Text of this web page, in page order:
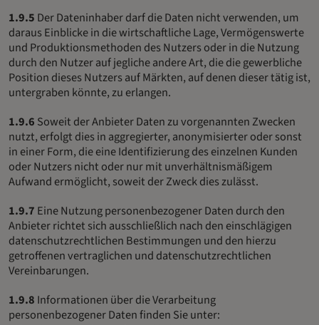
1.9.5 Der Dateninhaber darf die Daten nicht verwenden, um
daraus Einblicke in die wirtschaftliche Lage, Vermögenswerte
und Produktionsmethoden des Nutzers oder in die Nutzung
durch den Nutzer auf jegliche andere Art, die die gewerbliche
Position dieses Nutzers auf Märkten, auf denen dieser tätig ist,
untergraben könnte, zu erlangen.
1.9.6 Soweit der Anbieter Daten zu vorgenannten Zwecken
nutzt, erfolgt dies in aggregierter, anonymisierter oder sonst
in einer Form, die eine Identifizierung des einzelnen Kunden
oder Nutzers nicht oder nur mit unverhältnismäßigem
Aufwand ermöglicht, soweit der Zweck dies zulässt.
1.9.7 Eine Nutzung personenbezogener Daten durch den
Anbieter richtet sich ausschließlich nach den einschlägigen
datenschutzrechtlichen Bestimmungen und den hierzu
getroffenen vertraglichen und datenschutzrechtlichen
Vereinbarungen.
1.9.8 Informationen über die Verarbeitung
personenbezogener Daten finden Sie unter: